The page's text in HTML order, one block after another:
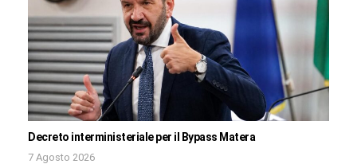
Decreto interministeriale per il Bypass Matera
7 Agosto 2026